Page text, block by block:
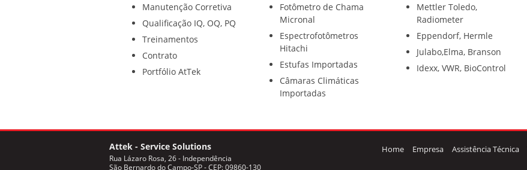
Manutenção Corretiva
Qualificação IQ, OQ, PQ
Treinamentos
Contrato
Portfólio AtTek
Fotômetro de Chama
Micronal
Espectrofotômetros
Hitachi
Estufas Importadas
Câmaras Climáticas
Importadas
Mettler Toledo,
Radiometer
Eppendorf, Hermle
Julabo,Elma, Branson
Idexx, VWR, BioControl
Attek - Service Solutions
Rua Lázaro Rosa, 26 - Independência
São Bernardo do Campo-SP - CEP: 09860-130
Home Empresa Assistência Técnica